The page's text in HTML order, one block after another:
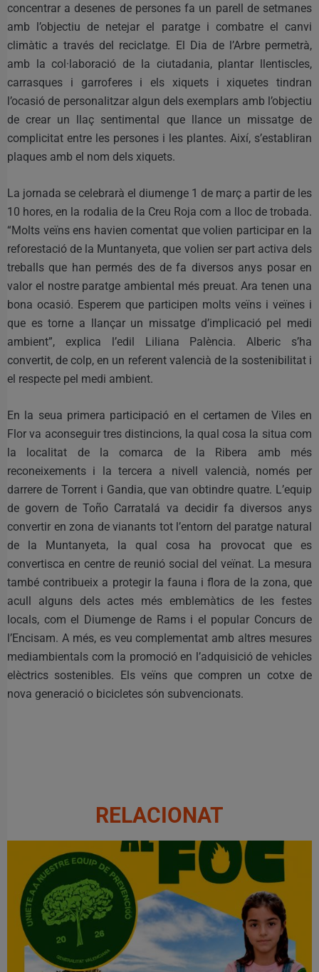
concentrar a desenes de persones fa un parell de setmanes
amb l’objectiu de netejar el paratge i combatre el canvi
climàtic a través del reciclatge. El Dia de l’Arbre permetrà,
amb la col·laboració de la ciutadania, plantar llentiscles,
carrasques i garroferes i els xiquets i xiquetes tindran
l’ocasió de personalitzar algun dels exemplars amb l’objectiu
de crear un llaç sentimental que llance un missatge de
complicitat entre les persones i les plantes. Així, s’establiran
plaques amb el nom dels xiquets.
La jornada se celebrarà el diumenge 1 de març a partir de les
10 hores, en la rodalia de la Creu Roja com a lloc de trobada.
“Molts veïns ens havien comentat que volien participar en la
reforestació de la Muntanyeta, que volien ser part activa dels
treballs que han permés des de fa diversos anys posar en
valor el nostre paratge ambiental més preuat. Ara tenen una
bona ocasió. Esperem que participen molts veïns i veïnes i
que es torne a llançar un missatge d’implicació pel medi
ambient”, explica l’edil Liliana Palència. Alberic s’ha
convertit, de colp, en un referent valencià de la sostenibilitat i
el respecte pel medi ambient.
En la seua primera participació en el certamen de Viles en
Flor va aconseguir tres distincions, la qual cosa la situa com
la localitat de la comarca de la Ribera amb més
reconeixements i la tercera a nivell valencià, només per
darrere de Torrent i Gandia, que van obtindre quatre. L’equip
de govern de Toño Carratalá va decidir fa diversos anys
convertir en zona de vianants tot l’entorn del paratge natural
de la Muntanyeta, la qual cosa ha provocat que es
convertisca en centre de reunió social del veïnat. La mesura
també contribueix a protegir la fauna i flora de la zona, que
acull alguns dels actes més emblemàtics de les festes
locals, com el Diumenge de Rams i el popular Concurs de
l’Encisam. A més, es veu complementat amb altres mesures
mediambientals com la promoció en l’adquisició de vehicles
elèctrics sostenibles. Els veïns que compren un cotxe de
nova generació o bicicletes són subvencionats.
RELACIONAT